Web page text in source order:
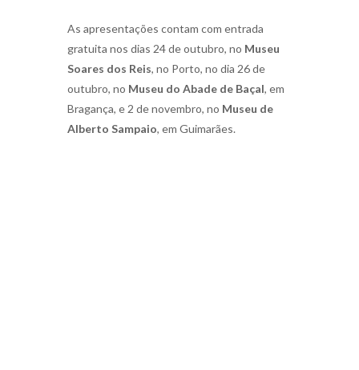
As apresentações contam com entrada
gratuita nos dias 24 de outubro, no Museu
Soares dos Reis, no Porto, no dia 26 de
outubro, no Museu do Abade de Baçal, em
Bragança, e 2 de novembro, no Museu de
Alberto Sampaio, em Guimarães.